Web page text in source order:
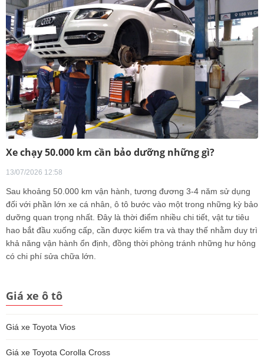
Xe chạy 50.000 km cần bảo dưỡng những gì?
13/07/2026 12:58
Sau khoảng 50.000 km vận hành, tương đương 3-4 năm sử dụng
đối với phần lớn xe cá nhân, ô tô bước vào một trong những kỳ bảo
dưỡng quan trọng nhất. Đây là thời điểm nhiều chi tiết, vật tư tiêu
hao bắt đầu xuống cấp, cần được kiểm tra và thay thế nhằm duy trì
khả năng vận hành ổn định, đồng thời phòng tránh những hư hỏng
có chi phí sửa chữa lớn.
Giá xe ô tô
Giá xe Toyota Vios
Giá xe Toyota Corolla Cross